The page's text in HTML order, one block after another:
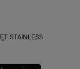
STAINLESS